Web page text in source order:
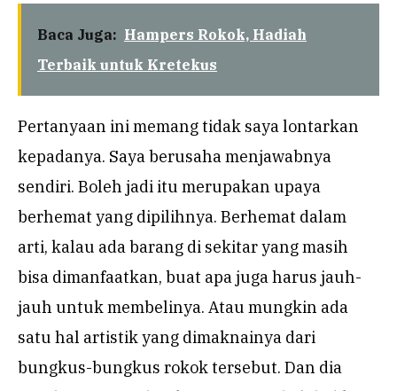
Baca Juga: Hampers Rokok, Hadiah
Terbaik untuk Kretekus
Pertanyaan ini memang tidak saya lontarkan
kepadanya. Saya berusaha menjawabnya
sendiri. Boleh jadi itu merupakan upaya
berhemat yang dipilihnya. Berhemat dalam
arti, kalau ada barang di sekitar yang masih
bisa dimanfaatkan, buat apa juga harus jauh-
jauh untuk membelinya. Atau mungkin ada
satu hal artistik yang dimaknainya dari
bungkus-bungkus rokok tersebut. Dan dia